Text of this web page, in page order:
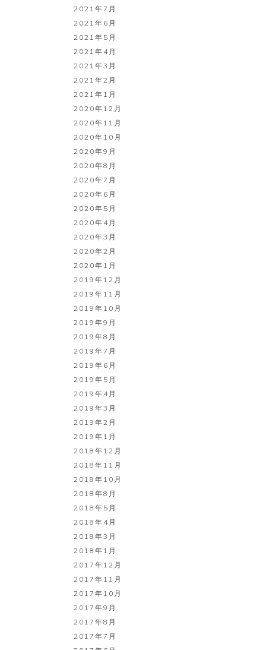
2021年7月
2021年6月
2021年5月
2021年4月
2021年3月
2021年2月
2021年1月
2020年12月
2020年11月
2020年10月
2020年9月
2020年8月
2020年7月
2020年6月
2020年5月
2020年4月
2020年3月
2020年2月
2020年1月
2019年12月
2019年11月
2019年10月
2019年9月
2019年8月
2019年7月
2019年6月
2019年5月
2019年4月
2019年3月
2019年2月
2019年1月
2018年12月
2018年11月
2018年10月
2018年8月
2018年5月
2018年4月
2018年3月
2018年1月
2017年12月
2017年11月
2017年10月
2017年9月
2017年8月
2017年7月